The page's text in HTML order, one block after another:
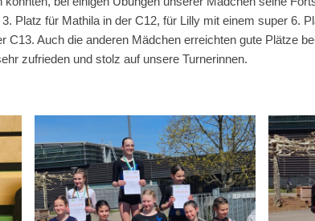
Platz für Mathila in der C12, für Lilly mit einem super 6.
C13. Auch die anderen Mädchen erreichten gute Plätze
zufrieden und stolz auf unsere Turnerinnen.